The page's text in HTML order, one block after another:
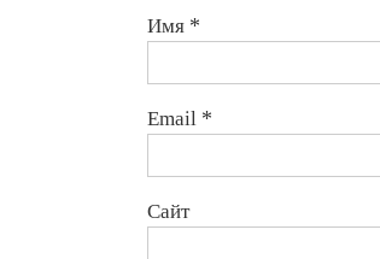
Имя *
Email *
Сайт